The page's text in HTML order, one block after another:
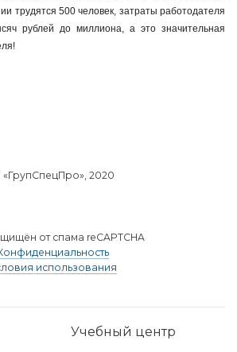
трудятся 500 человек, затраты работодателя
рублей до миллиона, а это значительная
«ГрупСпецПро», 2020
от спама reCAPTCHA
использования
Учебный центр